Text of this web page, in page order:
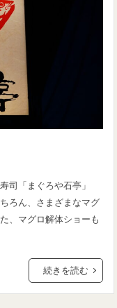
司「まぐろや石亭」
ろん、さまざまなマグ
、マグロ解体ショーも
続きを読む